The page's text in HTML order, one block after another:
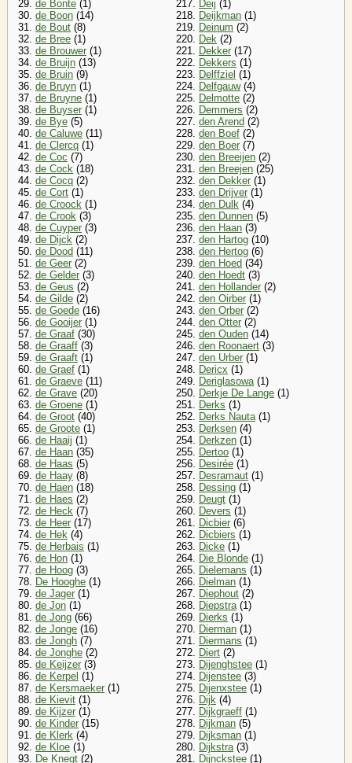
29. de Bonte (1)
30. de Boon (14)
31. de Bout (8)
32. de Bree (1)
33. de Brouwer (1)
34. de Bruijn (13)
35. de Bruin (9)
36. de Bruyn (1)
37. de Bruyne (1)
38. de Buyser (1)
39. de Bye (5)
40. de Caluwe (11)
41. de Clercq (1)
42. de Coc (7)
43. de Cock (18)
44. de Cocq (2)
45. de Cort (1)
46. de Croock (1)
47. de Crook (3)
48. de Cuyper (3)
49. de Dijck (2)
50. de Dood (11)
51. de Geer (2)
52. de Gelder (3)
53. de Geus (2)
54. de Gilde (2)
55. de Goede (16)
56. de Gooijer (1)
57. de Graaf (30)
58. de Graaff (3)
59. de Graaft (1)
60. de Graef (1)
61. de Graeve (11)
62. de Grave (20)
63. de Groene (1)
64. de Groot (40)
65. de Groote (1)
66. de Haaij (1)
67. de Haan (35)
68. de Haas (5)
69. de Haay (8)
70. de Haen (18)
71. de Haes (2)
72. de Heck (7)
73. de Heer (17)
74. de Hek (4)
75. de Herbais (1)
76. de Hon (1)
77. de Hoog (3)
78. De Hooghe (1)
79. de Jager (1)
80. de Jon (1)
81. de Jong (66)
82. de Jonge (16)
83. de Jongh (7)
84. de Jonghe (2)
85. de Keijzer (3)
86. de Kerpel (1)
87. de Kersmaeker (1)
88. de Kievit (1)
89. de Kijzer (1)
90. de Kinder (15)
91. de Klerk (4)
92. de Kloe (1)
93. De Knegt (2)
217. Deij (1)
218. Deijkman (1)
219. Deinum (2)
220. Dek (2)
221. Dekker (17)
222. Dekkers (1)
223. Delffziel (1)
224. Delfgauw(4)
225. Delmotte (2)
226. Demmers (2)
227. den Arend (2)
228. den Boef (2)
229. den Boer (7)
230. den Breeijen (2)
231. den Breejen (25)
232. den Dekker (1)
233. den Drijver (1)
234. den Dulk (4)
235. den Dunnen (5)
236. den Haan (3)
237. den Hartog (10)
238. den Hertog (6)
239. den Hoed (34)
240. den Hoedt (3)
241. den Hollander (2)
242. den Oirber (1)
243. den Orber (2)
244. den Otter (2)
245. den Ouden (14)
246. den Roonaert (3)
247. den Urber (1)
248. Dericx (1)
249. Deriglasowa(1)
250. Derkje De Lange (1)
251. Derks (1)
252. Derks Nauta(1)
253. Derksen (4)
254. Derkzen (1)
255. Dertoo (1)
256. Desirée (1)
257. Desramaut (1)
258. Dessing (1)
259. Deugt (1)
260. Devers (1)
261. Dicbier (6)
262. Dicbiers (1)
263. Dicke (1)
264. Die Blonde (1)
265. Dielemans (1)
266. Dielman (1)
267. Diephout (2)
268. Diepstra(1)
269. Dierks (1)
270. Dierman (1)
271. Diermans (1)
272. Diert (2)
273. Dijenghstee (1)
274. Dijenstee (3)
275. Dijenxstee (1)
276. Dijk (4)
277. Dijkgraeff (1)
278. Dijkman (5)
279. Dijksman (1)
280. Dijkstra(3)
281. Dijnckstee (1)